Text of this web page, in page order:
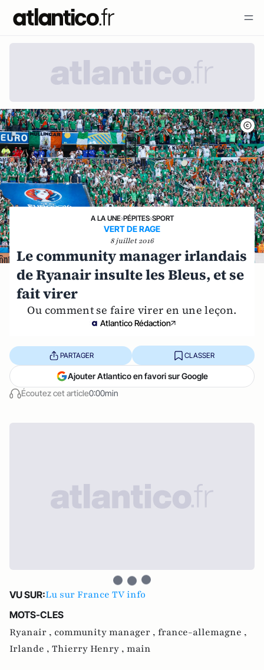
A LA UNE›PÉPITES›SPORT
VERT DE RAGE
8 juillet 2016
Le community manager irlandais
de Ryanair insulte les Bleus, et se
fait virer
Ou comment se faire virer en une leçon.
Atlantico Rédaction
Écoutez cet article0:00min
PARTAGER CLASSER
Ajouter Atlantico en favori sur Google
VU SUR:Lu sur France TV info
MOTS-CLES
Ryanair , community manager , france-allemagne ,
Irlande , Thierry Henry , main